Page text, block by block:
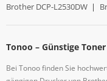
Brother DCP-L2530DW |
Tonoo – Günstige
Bei Tonoo finden Sie